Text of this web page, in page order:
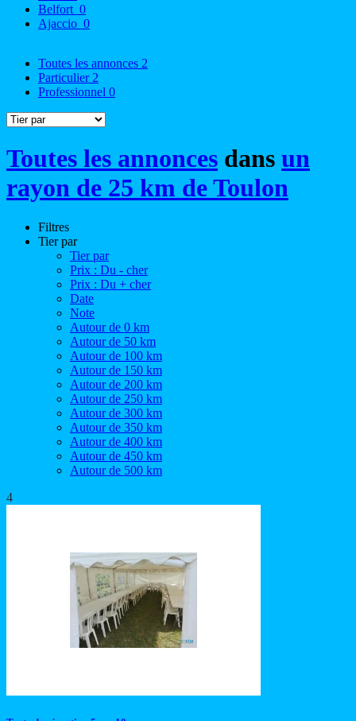
Belfort 0
Ajaccio 0
Toutes les annonces 2
Particulier 2
Professionnel 0
Toutes les annonces dans un
rayon de 25 km de Toulon
Filtres
Tier par
Tier par
Prix : Du - cher
Prix : Du + cher
Date
Note
Autour de 0 km
Autour de 50 km
Autour de 100 km
Autour de 150 km
Autour de 200 km
Autour de 250 km
Autour de 300 km
Autour de 350 km
Autour de 400 km
Autour de 450 km
Autour de 500 km
4